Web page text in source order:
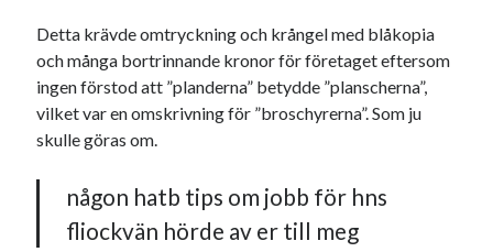
Meta
Logga in
Flöde för kommentarer
WordPress.org
Detta krävde omtryckning och krångel med blåkopia
och många bortrinnande kronor för företaget eftersom
ingen förstod att ”planderna” betydde ”planscherna”,
vilket var en omskrivning för ”broschyrerna”. Som ju
skulle göras om.
någon hatb tips om jobb för hns
fliockvän hörde av er till meg